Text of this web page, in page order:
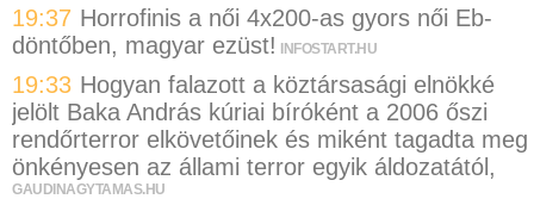
19:37 Horrofinis a női 4x200-as gyors női Eb-
döntőben, magyar ezüst!
INFOSTART.HU
19:33 Hogyan falazott a köztársasági elnökké
jelölt Baka András kúriai bíróként a 2006 őszi
rendőrterror elkövetőinek és miként tagadta meg
önkényesen az állami terror egyik áldozatától,
GAUDINAGYTAMAS.HU